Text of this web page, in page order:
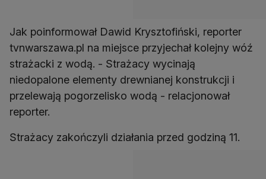
Jak poinformował Dawid Krysztofiński, reporter
tvnwarszawa.pl na miejsce przyjechał kolejny wóź
strażacki z wodą. - Strażacy wycinają
niedopalone elementy drewnianej konstrukcji i
przelewają pogorzelisko wodą - relacjonował
reporter.
Strażacy zakończyli działania przed godziną 11.